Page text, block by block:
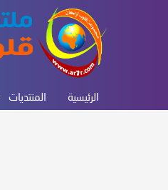
الرئيسية المنتديات